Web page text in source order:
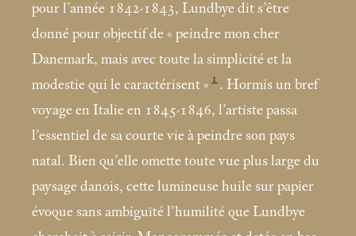
pour l’année 1842-1843, Lundbye dit s’être
donné pour objectif de « peindre mon cher
Danemark, mais avec toute la simplicité et la
modestie qui le caractérisent » 1 . Hormis un bref
voyage en Italie en 1845-1846, l’artiste passa
l’essentiel de sa courte vie à peindre son pays
natal. Bien qu’elle omette toute vue plus large du
paysage danois, cette lumineuse huile sur papier
évoque sans ambiguïté l’humilité que Lundbye